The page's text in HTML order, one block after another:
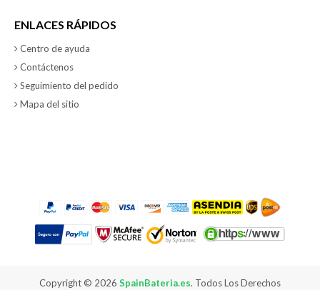
ENLACES RÁPIDOS
Centro de ayuda
Contáctenos
Seguimiento del pedido
Mapa del sitio
Copyright © 2026 SpainBateria.es. Todos Los Derechos